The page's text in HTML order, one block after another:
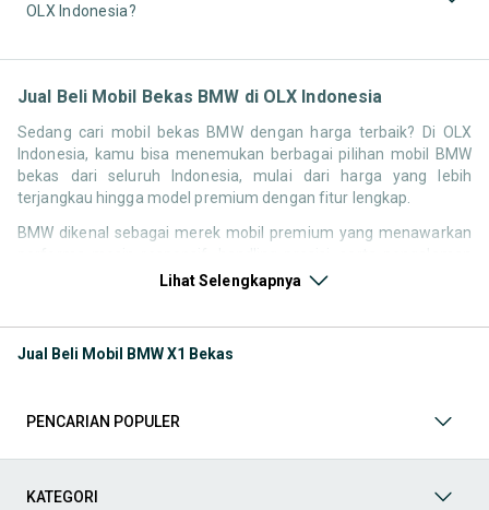
OLX Indonesia?
Jual Beli Mobil Bekas BMW di OLX Indonesia
Sedang cari mobil bekas BMW dengan harga terbaik? Di OLX
Indonesia, kamu bisa menemukan berbagai pilihan mobil BMW
bekas dari seluruh Indonesia, mulai dari harga yang lebih
terjangkau hingga model premium dengan fitur lengkap.
BMW dikenal sebagai merek mobil premium yang menawarkan
berkendara yang sporty. Hal ini membuat pencarian seperti mobil
Melalui halaman ini, kamu bisa langsung membandingkan
Model Mobil Bekas BMW yang Paling Banyak Dicari
Beberapa model BMW memiliki permintaan tinggi di pasar mobil
Lihat Selengkapnya
Jual Beli Mobil BMW X1 Bekas
PENCARIAN POPULER
KATEGORI